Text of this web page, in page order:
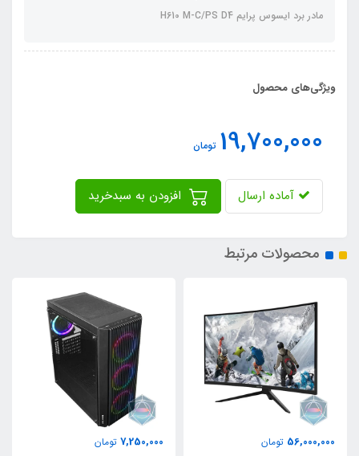
مادر برد ایسوس پرایم H610 M-C/PS D4
ویژگی‌های محصول
19,700,000 تومان
آماده ارسال
محصولات مرتبط
56,000,000 تومان
7,250,000 تومان